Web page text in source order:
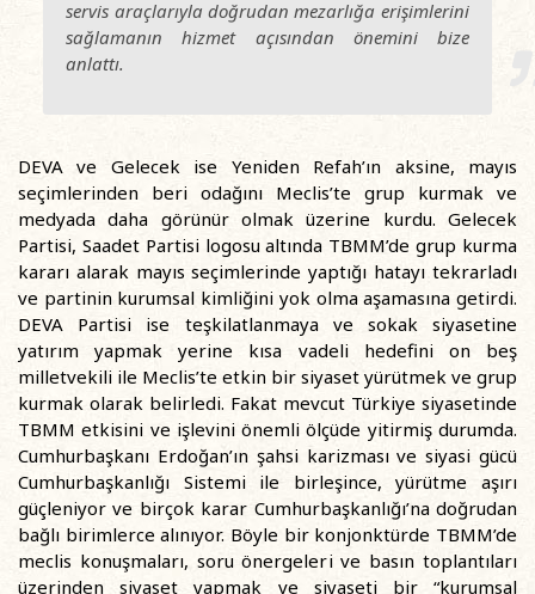
servis araçlarıyla doğrudan mezarlığa erişimlerini
sağlamanın hizmet açısından önemini bize
anlattı.
DEVA ve Gelecek ise Yeniden Refah’ın aksine, mayıs
seçimlerinden beri odağını Meclis’te grup kurmak ve
medyada daha görünür olmak üzerine kurdu. Gelecek
Partisi, Saadet Partisi logosu altında TBMM’de grup kurma
kararı alarak mayıs seçimlerinde yaptığı hatayı tekrarladı
ve partinin kurumsal kimliğini yok olma aşamasına getirdi.
DEVA Partisi ise teşkilatlanmaya ve sokak siyasetine
yatırım yapmak yerine kısa vadeli hedefini on beş
milletvekili ile Meclis’te etkin bir siyaset yürütmek ve grup
kurmak olarak belirledi. Fakat mevcut Türkiye siyasetinde
TBMM etkisini ve işlevini önemli ölçüde yitirmiş durumda.
Cumhurbaşkanı Erdoğan’ın şahsi karizması ve siyasi gücü
Cumhurbaşkanlığı Sistemi ile birleşince, yürütme aşırı
güçleniyor ve birçok karar Cumhurbaşkanlığı’na doğrudan
bağlı birimlerce alınıyor. Böyle bir konjonktürde TBMM’de
meclis konuşmaları, soru önergeleri ve basın toplantıları
üzerinden siyaset yapmak ve siyaseti bir “kurumsal